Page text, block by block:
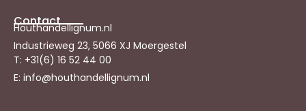
Contact
Houthandellignum.nl
Industrieweg 23, 5066 XJ Moergestel
T: +31(6) 16 52 44 00
E: info@houthandellignum.nl